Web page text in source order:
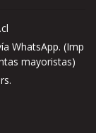
WhatsApp. (Imp
mayoristas)